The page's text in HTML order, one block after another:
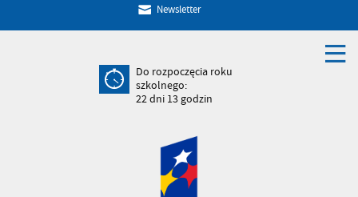
Newsletter
Do rozpoczęcia roku
szkolnego:
22dni 13godzin